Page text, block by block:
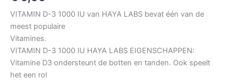
VITAMIN D-3 1000 IU van HAYA LABS bevat één van de
meest populaire
Vitamines.
VITAMIN D-3 1000 IU HAYA LABS EIGENSCHAPPEN:
Vitamine D3 ondersteunt de botten en tanden. Ook speelt
het een rol